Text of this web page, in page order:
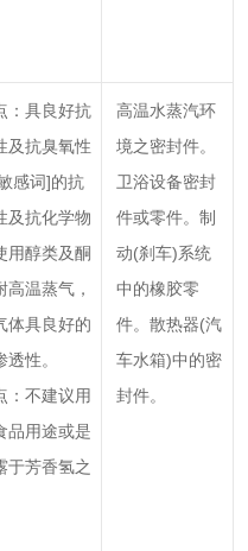
：具良好抗
及抗臭氧性
感词]的抗
及抗化学物
用醇类及酮
高温蒸气，
体具良好的
透性。
：不建议用
品用途或是
于芳香氢之
高温水蒸汽环
境之密封件。
卫浴设备密封
件或零件。制
动(刹车)系统
中的橡胶零
件。散热器(汽
车水箱)中的密
封件。